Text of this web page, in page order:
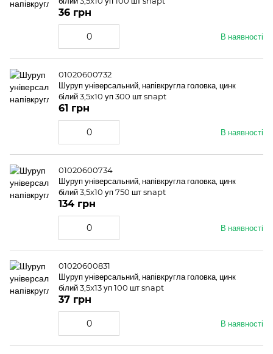
В наявності
36 грн
01020600732
Шуруп універсальний, напівкругла головка, цинк
білий 3,5x10 уп 300 шт snapt
В наявності
61 грн
01020600734
Шуруп універсальний, напівкругла головка, цинк
білий 3,5x10 уп 750 шт snapt
В наявності
134 грн
01020600831
Шуруп універсальний, напівкругла головка, цинк
білий 3,5x13 уп 100 шт snapt
В наявності
37 грн